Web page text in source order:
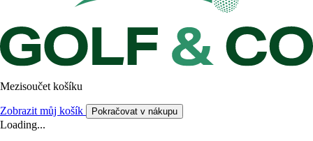
Mezisoučet košíku
Zobrazit můj košík Pokračovat v nákupu
Loading...